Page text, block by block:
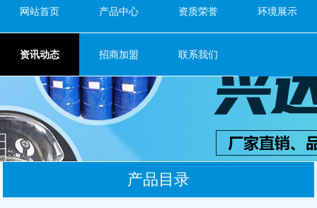
网站首页 产品中心 资质荣誉 环境展示
资讯动态 招商加盟 联系我们
产品目录